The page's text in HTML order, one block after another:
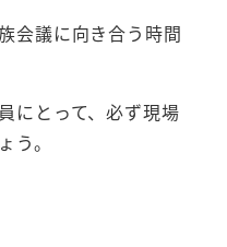
会議に向き合う時間
にとって、必ず現場
う。